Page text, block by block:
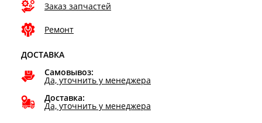
Заказ запчастей
Ремонт
ДОСТАВКА
Самовывоз:
Да, уточнить у менеджера
Доставка:
Да, уточнить у менеджера